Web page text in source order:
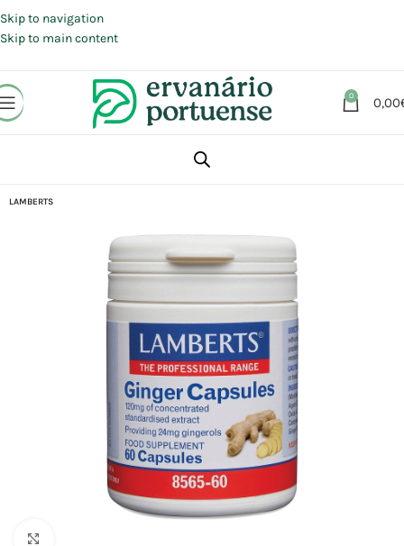
Skip to navigation
Skip to main content
0 0,00
Suplementos alimentares
LAMBERTS